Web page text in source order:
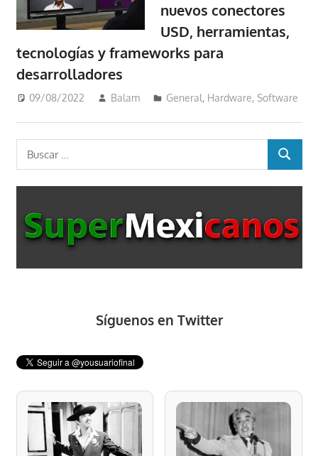
nuevos conectores
USD, herramientas,
tecnologías y frameworks para
desarrolladores
09/08/2022 Balam General, Hardware,Software
BUSCAR
Síguenos en Twitter